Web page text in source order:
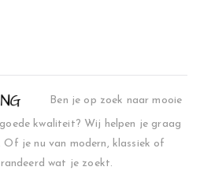
Ben je op zoek naar mooie
kwaliteit? Wij helpen je graag
je nu van modern, klassiek of
wat je zoekt.